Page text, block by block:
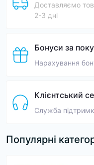
Доставляємо
2-3 дні
Бонуси за
Нарахування
Клієнтський
Служба
Популярні